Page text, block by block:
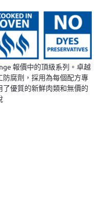
報價中的頂級系列。卓越
腐劑，採用為每個配方專
優質的新鮮肉類和無價的